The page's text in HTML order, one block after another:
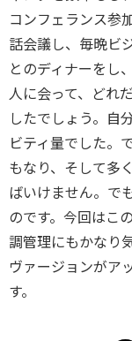
コンフェランス参
話会議し、毎晩ビ
とのディナーをし
人に会って、どれ
したでしょう。自
ビティ量でした。
もなり、そして多
ばいけません。で
のです。今回はこ
調管理にもかなり
ヴァージョンがア
す。